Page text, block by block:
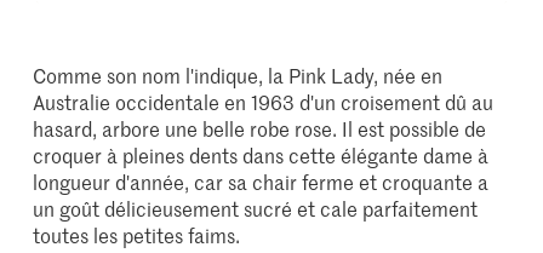
Comme son nom l'indique, la Pink Lady, née en
Australie occidentale en 1963 d'un croisement dû au
hasard, arbore une belle robe rose. Il est possible de
croquer à pleines dents dans cette élégante dame à
longueur d'année, car sa chair ferme et croquante a
un goût délicieusement sucré et cale parfaitement
toutes les petites faims.